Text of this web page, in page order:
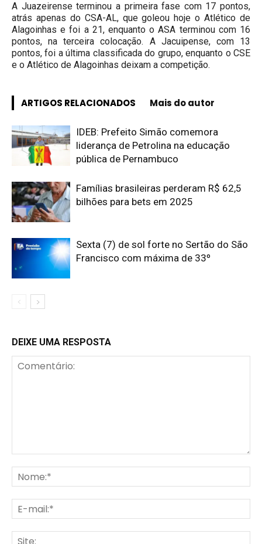
A Juazeirense terminou a primeira fase com 17 pontos,
atrás apenas do CSA-AL, que goleou hoje o Atlético de
Alagoinhas e foi a 21, enquanto o ASA terminou com 16
pontos, na terceira colocação. A Jacuipense, com 13
pontos, foi a última classificada do grupo, enquanto o CSE
e o Atlético de Alagoinhas deixam a competição.
ARTIGOS RELACIONADOS Mais do autor
IDEB: Prefeito Simão comemora
liderança de Petrolina na educação
pública de Pernambuco
Famílias brasileiras perderam R$ 62,5
bilhões para bets em 2025
Sexta (7) de sol forte no Sertão do São
Francisco com máxima de 33º
DEIXE UMA RESPOSTA